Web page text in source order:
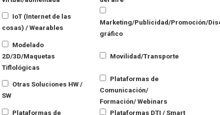
IoT (Internet de las
cosas) / Wearables
Marketing/Publicidad/Promoción/
gráfico
Modelado
2D/3D/Maquetas
Tiflológicas
Movilidad/Transporte
Otras Soluciones HW /
SW
Plataformas de
Comunicación/
Formación/ Webinars
Plataformas de
Plataformas DTI / Smart